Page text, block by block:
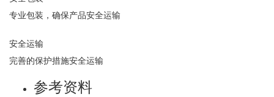
专业包装，确保产品安全运输
安全运输
完善的保护措施安全运输
参考资料